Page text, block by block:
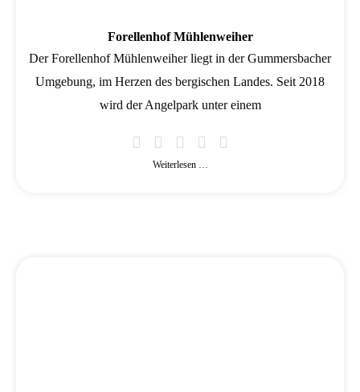
Forellenhof Mühlenweiher
Der Forellenhof Mühlenweiher liegt in der Gummersbacher
Umgebung, im Herzen des bergischen Landes. Seit 2018
wird der Angelpark unter einem
Weiterlesen …